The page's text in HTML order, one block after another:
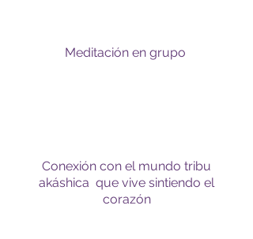
Meditación en grupo
Conexión con el mundo tribu
akáshica que vive sintiendo el
corazón